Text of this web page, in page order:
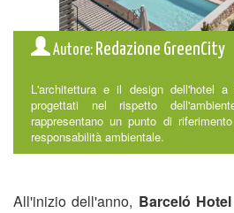
Autore: Redazione GreenCity
L'architettura e il design dell'hotel
progettati nel rispetto
rappresentano un punto di
responsabilità ambientale.
All'inizio dell'anno, Barceló